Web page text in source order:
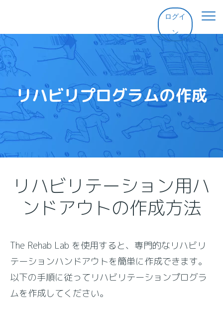
ホーム
機能
料金
ヘルプ
連絡先
無料体験
ログイン
アップデート
ログイ
ン
リハビリプログラムの作成
リハビリテーション用ハ
ンドアウトの作成方法
The Rehab Lab を使用すると、専門的なリハビリ
テーションハンドアウトを簡単に作成できます。
以下の手順に従ってリハビリテーションプログラ
ムを作成してください。